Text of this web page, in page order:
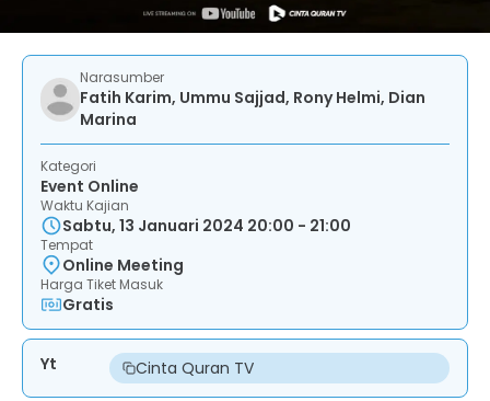
Narasumber
Fatih Karim, Ummu Sajjad, Rony Helmi, Dian
Marina
Kategori
Event Online
Waktu Kajian
Sabtu, 13 Januari 2024 20:00 - 21:00
Tempat
Online Meeting
Harga Tiket Masuk
Gratis
Yt Cinta Quran TV